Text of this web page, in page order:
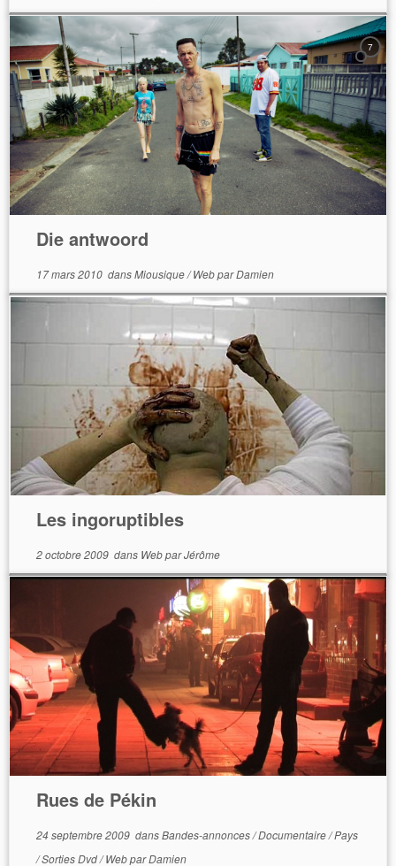
7
Die antwoord
17 mars 2010dansMiousique/WebparDamien
Les ingoruptibles
2 octobre 2009dans WebparJérôme
Rues de Pékin
24 septembre 2009dansBandes-annonces/Documentaire/Pays
/Sorties Dvd/WebparDamien